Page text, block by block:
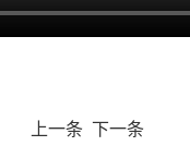
上一条 下一条